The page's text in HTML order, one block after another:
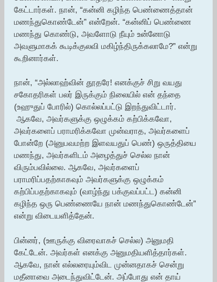
கேட்டார்கள். நான், “கன்னி கழிந்த பெண்ணைத்தான்
மணந்துகொண்டேன்” என்றேன். “கன்னிப் பெண்ணை
மணந்து கொண்டு, அவளோடு நீயும் உன்னோடு
அவளுமாகக் கூடிக்குலவி மகிழ்ந்திருக்கலாமே?” என்று
கூறினார்கள்.
நான், “அல்லாஹ்வின் தூதரே! எனக்குச் சிறு வயது
சகோதரிகள் பலர் இருக்கும் நிலையில் என் தந்தை
(உஹுதுப் போரில்) கொல்லப்பட்டு இறந்துவிட்டார்.
ஆகவே, அவர்களுக்கு ஒழுக்கம் கற்பிக்கவோ,
அவர்களைப் பராமரிக்கவோ முன்வராத, அவர்களைப்
போன்றே (அனுபவமற்ற இளவயதுப் பெண்) ஒருத்தியை
மணந்து, அவர்களிடம் அழைத்துச் செல்ல நான்
விரும்பவில்லை. ஆகவே, அவர்களைப்
பராமரிப்பதற்காகவும் அவர்களுக்கு ஒழுக்கம்
கற்பிப்பதற்காகவும் (வாழ்ந்து பக்குவப்பட்ட) கன்னி
கழிந்த ஒரு பெண்ணையே நான் மணந்துகொண்டேன்”
என்று விடையளித்தேன்.
பின்னர், (ஊருக்கு விரைவாகச் செல்ல) அனுமதி
கேட்டேன். அவர்கள் எனக்கு அனுமதியளித்தார்கள்.
ஆகவே, நான் எல்லரையும்விட முன்னதாகச் சென்று
மதீனாவை அடைந்துவிட்டேன். அப்போது என் தாய்